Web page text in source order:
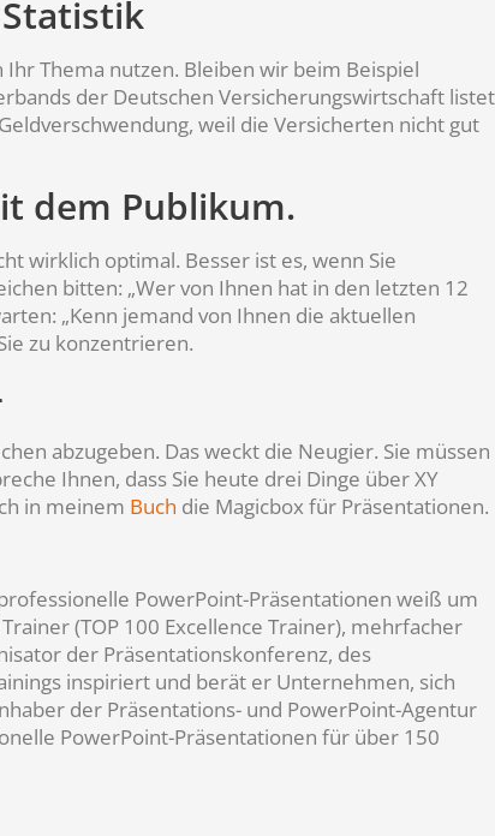
Thema nutzen. Bleiben wir beim Beispiel
der Deutschen Versicherungswirtschaft listet
weil die Versicherten nicht gut
dem Publikum.
wirklich optimal. Besser ist es, wenn Sie
bitten: „Wer von Ihnen hat in den letzten 12
„Kenn jemand von Ihnen die aktuellen
zu konzentrieren.
abzugeben. Das weckt die Neugier. Sie müssen
Ihnen, dass Sie heute drei Dinge über XY
in meinem Buch die Magicbox für Präsentationen.
PowerPoint-Präsentationen weiß um
(TOP 100 Excellence Trainer), mehrfacher
der Präsentationskonferenz, des
inspiriert und berät er Unternehmen, sich
der Präsentations- und PowerPoint-Agentur
PowerPoint-Präsentationen für über 150